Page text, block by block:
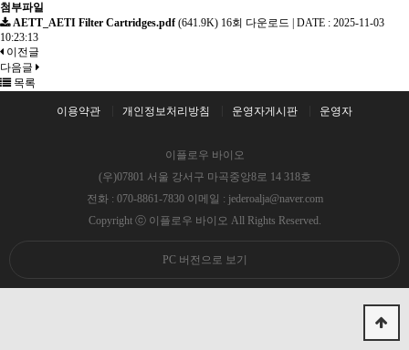
첨부파일
AETT_AETI Filter Cartridges.pdf(641.9K) 16회 다운로드
DATE : 2025-11-03
10:23:13
이전글
다음글
목록
이용약관 개인정보처리방침 운영자게시판 운영자
이플로우 바이오
(우)07801 서울 강서구 마곡중앙8로 14 318호
전화 : 070-8861-7830 이메일 : jederoalja@naver.com
Copyright ⓒ 이플로우 바이오 All Rights Reserved.
PC 버전으로 보기